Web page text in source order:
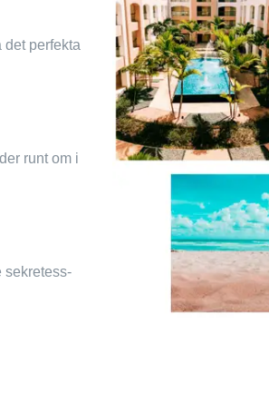
det perfekta
runt om i
sekretess-